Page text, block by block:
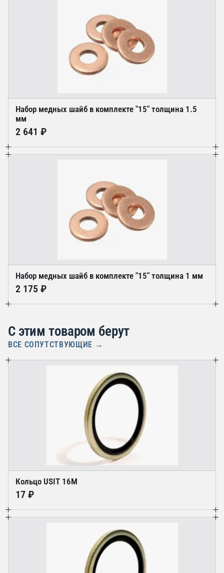
Набор медных шайб в комплекте "15" толщина 1.5
мм
2 641 ₽
Набор медных шайб в комплекте "15" толщина 1 мм
2 175 ₽
С этим товаром берут
ВСЕ СОПУТСТВУЮЩИЕ →
Кольцо USIT 16M
17 ₽